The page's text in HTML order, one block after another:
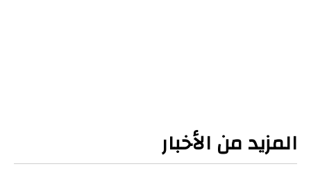
المزيد من الأخبار